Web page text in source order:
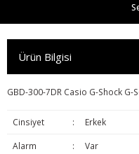
Ürün Bilgisi
GBD-300-7DR Casio G-Shock G-
Cinsiyet : Erkek
Alarm : Var